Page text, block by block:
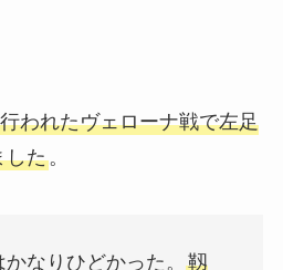
われたヴェローナ戦で左足
した。
かなりひどかった。 靱